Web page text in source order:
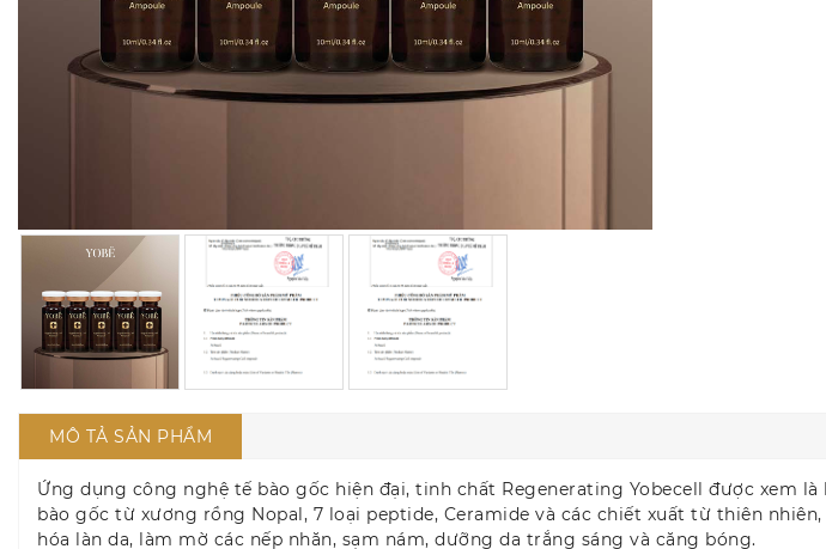
MÔ TẢ SẢN PHẨM
Ứng dụng công nghệ tế bào gốc hiện đại, tinh chất Regenerating Yobecell được xem
bào gốc từ xương rồng Nopal, 7 loại peptide, Ceramide và các chiết xuất từ thiên
hóa làn da, làm mờ các nếp nhăn, sạm nám, dưỡng da trắng sáng và căng bóng.